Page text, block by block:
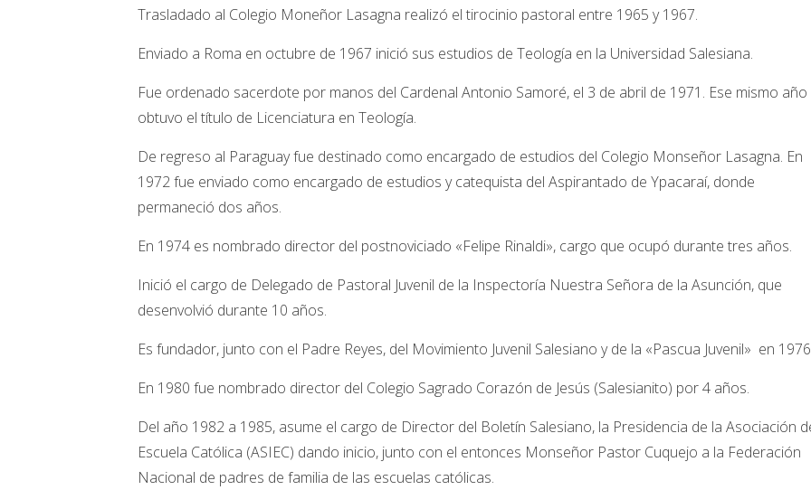
Trasladado al Colegio Moneñor Lasagna realizó el tirocinio pastoral entre 1965 y 1967.
Enviado a Roma en octubre de 1967 inició sus estudios de Teología en la Universidad Salesiana.
Fue ordenado sacerdote por manos del Cardenal Antonio Samoré, el 3 de abril de 1971. Ese mismo año
obtuvo el título de Licenciatura en Teología.
De regreso al Paraguay fue destinado como encargado de estudios del Colegio Monseñor Lasagna. En
1972 fue enviado como encargado de estudios y catequista del Aspirantado de Ypacaraí, donde
permaneció dos años.
En 1974 es nombrado director del postnoviciado «Felipe Rinaldi», cargo que ocupó durante tres años.
Inició el cargo de Delegado de Pastoral Juvenil de la Inspectoría Nuestra Señora de la Asunción, que
desenvolvió durante 10 años.
Es fundador, junto con el Padre Reyes, del Movimiento Juvenil Salesiano y de la «Pascua Juvenil» en
En 1980 fue nombrado director del Colegio Sagrado Corazón de Jesús (Salesianito) por 4 años.
Del año 1982 a 1985, asume el cargo de Director del Boletín Salesiano, la Presidencia de la Asociación
Escuela Católica (ASIEC) dando inicio, junto con el entonces Monseñor Pastor Cuquejo a la Federación
Nacional de padres de familia de las escuelas católicas.